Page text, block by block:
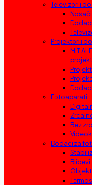
Televizori i
Nosači
Projektori i
MIT
Fotoaparati
Bez
Dodaci za
Blicevi